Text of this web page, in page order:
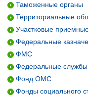
Таможенные органы
Территориальные
Участковые
Федеральные
ФМС
Федеральные службы
Фонд ОМС
Фонды социального